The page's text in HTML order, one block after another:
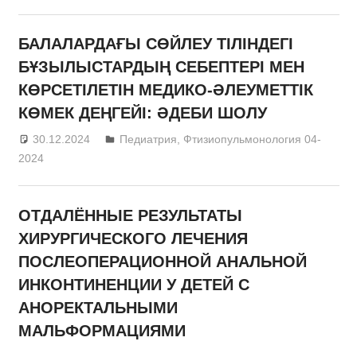
БАЛАЛАРДАҒЫ СӨЙЛЕУ ТІЛІНДЕГІ
БҰЗЫЛЫСТАРДЫҢ СЕБЕПТЕРІ МЕН
КӨРСЕТІЛЕТІН МЕДИКО-ӘЛЕУМЕТТІК
КӨМЕК ДЕҢГЕЙІ: ӘДЕБИ ШОЛУ
30.12.2024 admin
Педиатрия
Фтизиопульмонология 04-
2024
ОТДАЛЁННЫЕ РЕЗУЛЬТАТЫ
ХИРУРГИЧЕСКОГО ЛЕЧЕНИЯ
ПОСЛЕОПЕРАЦИОННОЙ АНАЛЬНОЙ
ИНКОНТИНЕНЦИИ У ДЕТЕЙ С
АНОРЕКТАЛЬНЫМИ
МАЛЬФОРМАЦИЯМИ